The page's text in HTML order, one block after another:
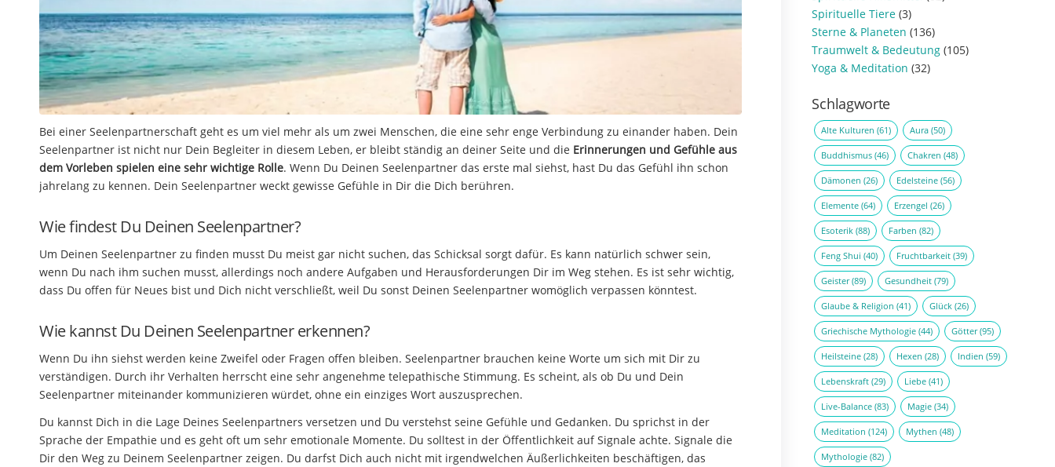
Bei einer Seelenpartnerschaft geht es um viel mehr als um zwei Menschen, die eine sehr enge Verbindung zu einander haben. Dein
Seelenpartner ist nicht nur Dein Begleiter in diesem Leben, er bleibt ständig an deiner Seite und die Erinnerungen und Gefühle aus
dem Vorleben spielen eine sehr wichtige Rolle. Wenn Du Deinen Seelenpartner das erste mal siehst, hast Du das Gefühl ihn schon
jahrelang zu kennen. Dein Seelenpartner weckt gewisse Gefühle in Dir die Dich berühren.
Wie findest Du Deinen Seelenpartner?
Um Deinen Seelenpartner zu finden musst Du meist gar nicht suchen, das Schicksal sorgt dafür. Es kann natürlich schwer sein,
wenn Du nach ihm suchen musst, allerdings noch andere Aufgaben und Herausforderungen Dir im Weg stehen. Es ist sehr wichtig,
dass Du offen für Neues bist und Dich nicht verschließt, weil Du sonst Deinen Seelenpartner womöglich verpassen könntest.
Wie kannst Du Deinen Seelenpartner erkennen?
Wenn Du ihn siehst werden keine Zweifel oder Fragen offen bleiben. Seelenpartner brauchen keine Worte um sich mit Dir zu
verständigen. Durch ihr Verhalten herrscht eine sehr angenehme telepathische Stimmung. Es scheint, als ob Du und Dein
Seelenpartner miteinander kommunizieren würdet, ohne ein einziges Wort auszusprechen.
Du kannst Dich in die Lage Deines Seelenpartners versetzen und Du verstehst seine Gefühle und Gedanken. Du sprichst in der
Sprache der Empathie und es geht oft um sehr emotionale Momente. Du solltest in der Öffentlichkeit auf Signale achte. Signale die
Dir den Weg zu Deinem Seelenpartner zeigen. Du darfst Dich auch nicht mit irgendwelchen Äußerlichkeiten beschäftigen, das
Spirituelle Tiere (3)
Sterne & Planeten (136)
Traumwelt & Bedeutung (105)
Yoga & Meditation (32)
Schlagworte
Alte Kulturen (61) Aura (50)
Buddhismus (46) Chakren (48)
Dämonen (26) Edelsteine (56)
Elemente (64) Erzengel (26)
Esoterik (88) Farben (82)
Feng Shui (40) Fruchtbarkeit (39)
Geister(89) Gesundheit (79)
Glaube & Religion (41) Glück (26)
Griechische Mythologie (44) Götter(95)
Heilsteine (28) Hexen (28) Indien (59)
Lebenskraft (29) Liebe (41)
Live-Balance (83) Magie (34)
Meditation (124) Mythen (48)
Mythologie (82)